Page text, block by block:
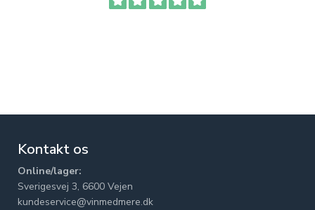
Kontakt os
Online/lager:
Sverigesvej 3, 6600 Vejen
kundeservice@vinmedmere.dk